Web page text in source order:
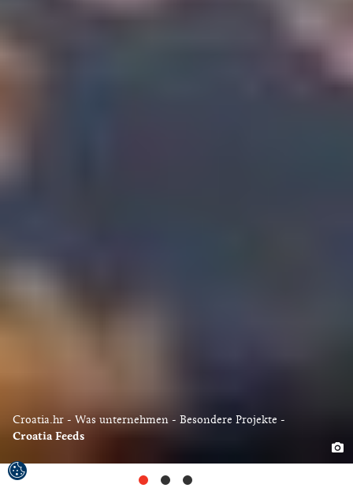
Croatia.hr Was unternehmen
Besondere Projekte
Croatia Feeds